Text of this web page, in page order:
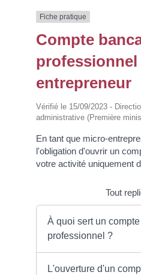
Fiche pratique
Compte
entrepreneur
Vérifié le 15/09/2023 -
administrative (Première
En tant que micro-
l'obligation d'ouvrir un
votre activité uniquement
Tout
À quoi sert un
professionnel ?
L'ouverture d'un